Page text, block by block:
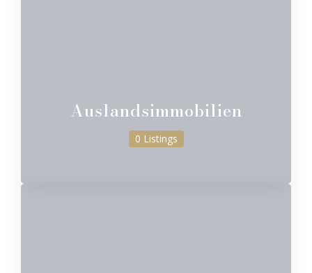
Auslandsimmobilien
0 Listings